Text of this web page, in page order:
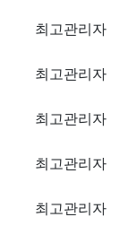
최고관리자
최고관리자
최고관리자
최고관리자
최고관리자